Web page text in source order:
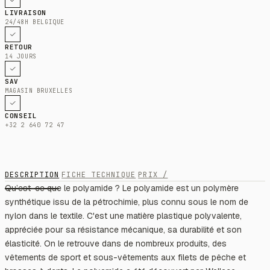
LIVRAISON
24/48H BELGIQUE
RETOUR
14 JOURS
SAV
MAGASIN BRUXELLES
CONSEIL
+32 2 640 72 47
DESCRIPTION FICHE TECHNIQUE PRIX /
Qu’est-ce que le polyamide ? Le polyamide est un polymère
synthétique issu de la pétrochimie, plus connu sous le nom de
nylon dans le textile. C'est une matière plastique polyvalente,
appréciée pour sa résistance mécanique, sa durabilité et son
élasticité. On le retrouve dans de nombreux produits, des
vêtements de sport et sous-vêtements aux filets de pêche et